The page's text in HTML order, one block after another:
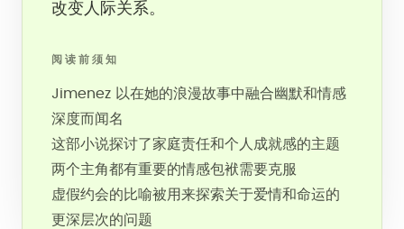
改变人际关系。
阅读前须知
Jimenez 以在她的浪漫故事中融合幽默和情感
深度而闻名
这部小说探讨了家庭责任和个人成就感的主题
两个主角都有重要的情感包袱需要克服
虚假约会的比喻被用来探索关于爱情和命运的
更深层次的问题